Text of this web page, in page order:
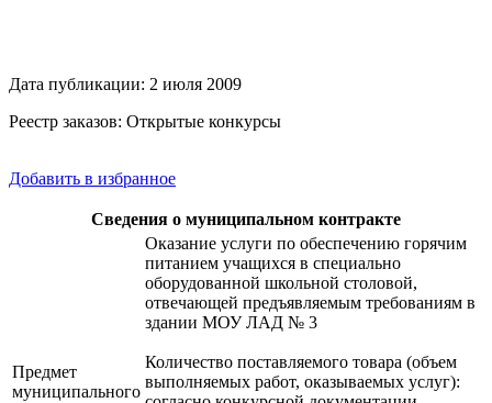
Дата публикации: 2 июля 2009
Реестр заказов: Открытые конкурсы
Добавить в избранное
Сведения о муниципальном контракте
Предмет
муниципального
Оказание услуги по обеспечению горячим
питанием учащихся в специально
оборудованной школьной столовой,
отвечающей предъявляемым требованиям в
здании МОУ ЛАД № 3
Количество поставляемого товара (объем
выполняемых работ, оказываемых услуг):